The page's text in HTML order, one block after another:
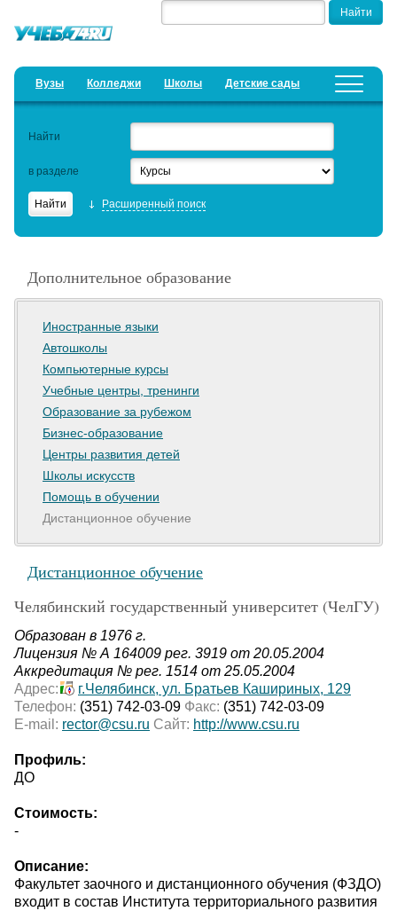
Вузы Колледжи Школы Детские сады
Добавить уч. заведение Предложить новость
Актуальные статьи
Найти
в разделе
Расширенный поиск
Дополнительное образование
Иностранные языки
Автошколы
Компьютерные курсы
Учебные центры, тренинги
Образование за рубежом
Бизнес-образование
Центры развития детей
Школы искусств
Помощь в обучении
Дистанционное обучение
Дистанционное обучение
Челябинский государственный университет (ЧелГУ)
Образован в 1976 г.
Лицензия № А 164009 рег. 3919 от 20.05.2004
Аккредитация № рег. 1514 от 25.05.2004
Адрес:
г.Челябинск, ул. Братьев Кашириных, 129
Телефон: (351) 742-03-09 Факс: (351) 742-03-09
E-mail: rector@csu.ru Сайт: http://www.csu.ru
Профиль:
ДО
Стоимость:
-
Описание:
Факультет заочного и дистанционного обучения (ФЗДО)
входит в состав Института территориального развития